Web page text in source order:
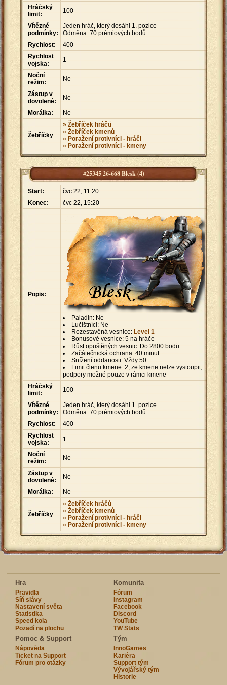
Hráčský
limit:
100
Vítězné
podmínky:
Jeden hráč, který dosáhl 1. pozice
Odměna: 70 prémiových bodů
Rychlost:
400
Rychlost
vojska:
1
Noční
režim:
Ne
Zástup v
dovolené:
Ne
Morálka: Ne
Žebříčky
» Žebříček hráčů
» Žebříček kmenů
» Poražení protivníci - hráči
» Poražení protivníci - kmeny
#25345 26-668 Blesk (4)
Start:
čvc 22, 11:20
Konec:
čvc 22, 15:20
Popis:
Paladin: Ne
Lučištníci: Ne
Rozestavěná vesnice: Level 1
Bonusové vesnice: 5 na hráče
Růst opuštěných vesnic: Do 2800 bodů
Začátečnická ochrana: 40 minut
Snížení oddanosti: Vždy 50
Limit členů kmene: 2, ze kmene nelze vystoupit,
podpory možné pouze v rámci kmene
Hráčský
limit:
100
Vítězné
podmínky:
Jeden hráč, který dosáhl 1. pozice
Odměna: 70 prémiových bodů
Rychlost:
400
Rychlost
vojska:
1
Noční
režim:
Ne
Zástup v
dovolené:
Ne
Morálka: Ne
Žebříčky
» Žebříček hráčů
» Žebříček kmenů
» Poražení protivníci - hráči
» Poražení protivníci - kmeny
Hra
Pravidla
Síň slávy
Nastavení světa
Statistika
Speed kola
Pozadí na plochu
Komunita
Fórum
Instagram
Facebook
Discord
YouTube
TW Stats
Pomoc & Support
Nápověda
Ticket na Support
Fórum pro otázky
Tým
InnoGames
Kariéra
Support tým
Vývojářský tým
Historie